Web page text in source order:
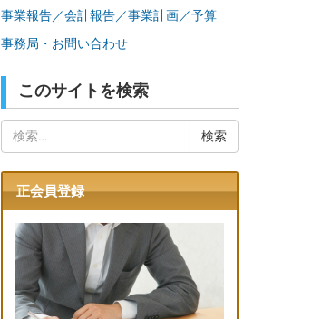
事業報告／会計報告／事業計画／予算
事務局・お問い合わせ
このサイトを検索
索:
正会員登録